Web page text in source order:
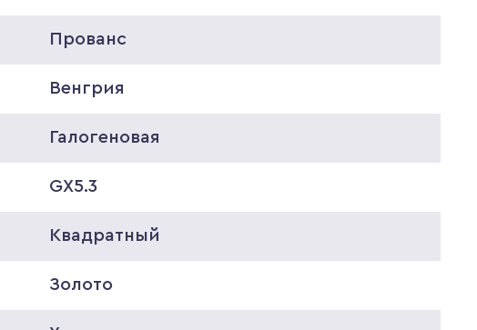
Прованс
Венгрия
Галогеновая
GX5.3
Квадратный
Золото